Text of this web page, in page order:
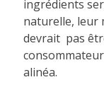
ingrédients
naturelle, leur
devrait pas
consommateur
alinéa.